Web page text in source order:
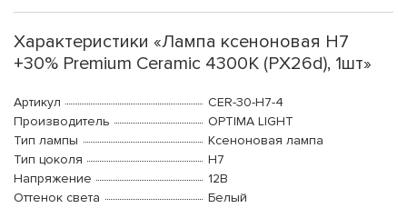
Характеристики «Лампа ксеноновая H7
+30% Premium Ceramic 4300K (PX26d), 1шт»
Артикул
CER-30-H7-4
Производитель
OPTIMA LIGHT
Тип лампы
Ксеноновая лампа
Тип цоколя
H7
Напряжение
12В
Оттенок света
Белый